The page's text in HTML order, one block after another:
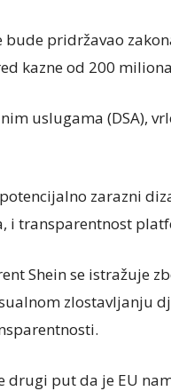
pridržavao
kazne od 200
uslugama (DSA),
zarazni
i transparentnost
Shein se istražuje
zlostavljanju
drugi put da je EU